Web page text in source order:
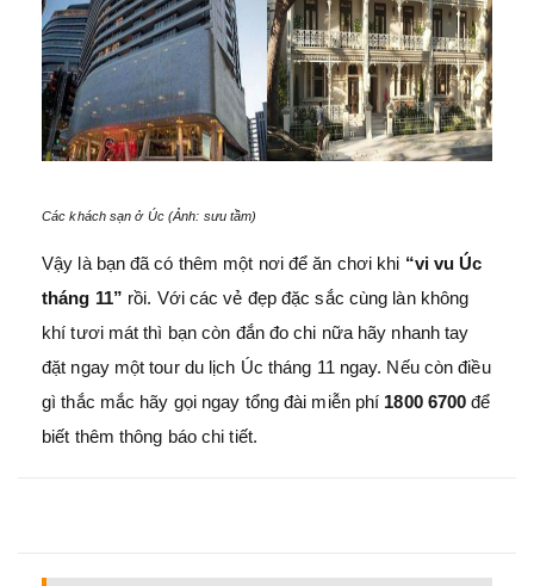
Các khách sạn ở Úc (Ảnh: sưu tầm)
Vậy là bạn đã có thêm một nơi để ăn chơi khi “vi vu Úc
tháng 11” rồi. Với các vẻ đẹp đặc sắc cùng làn không
khí tươi mát thì bạn còn đắn đo chi nữa hãy nhanh tay
đặt ngay một tour du lịch Úc tháng 11 ngay. Nếu còn điều
gì thắc mắc hãy gọi ngay tổng đài miễn phí 1800 6700 để
biết thêm thông báo chi tiết.